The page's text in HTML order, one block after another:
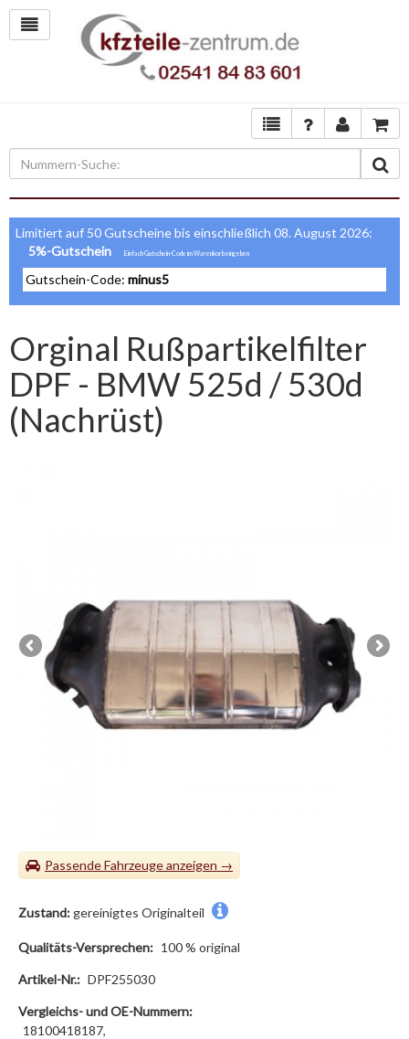
Limitiert auf 50 Gutscheine bis einschließlich 08. August 2026:
5%-Gutschein
Gutschein-Code: minus5
Orginal Rußpartikelfilter
DPF - BMW 525d / 530d
(Nachrüst)
Passende Fahrzeuge
Zustand: gereinigtes Originalteil
Qualitäts-Versprechen: 100 % original
Artikel-Nr.: DPF255030
Vergleichs- und OE-Nummern:
18100418187,